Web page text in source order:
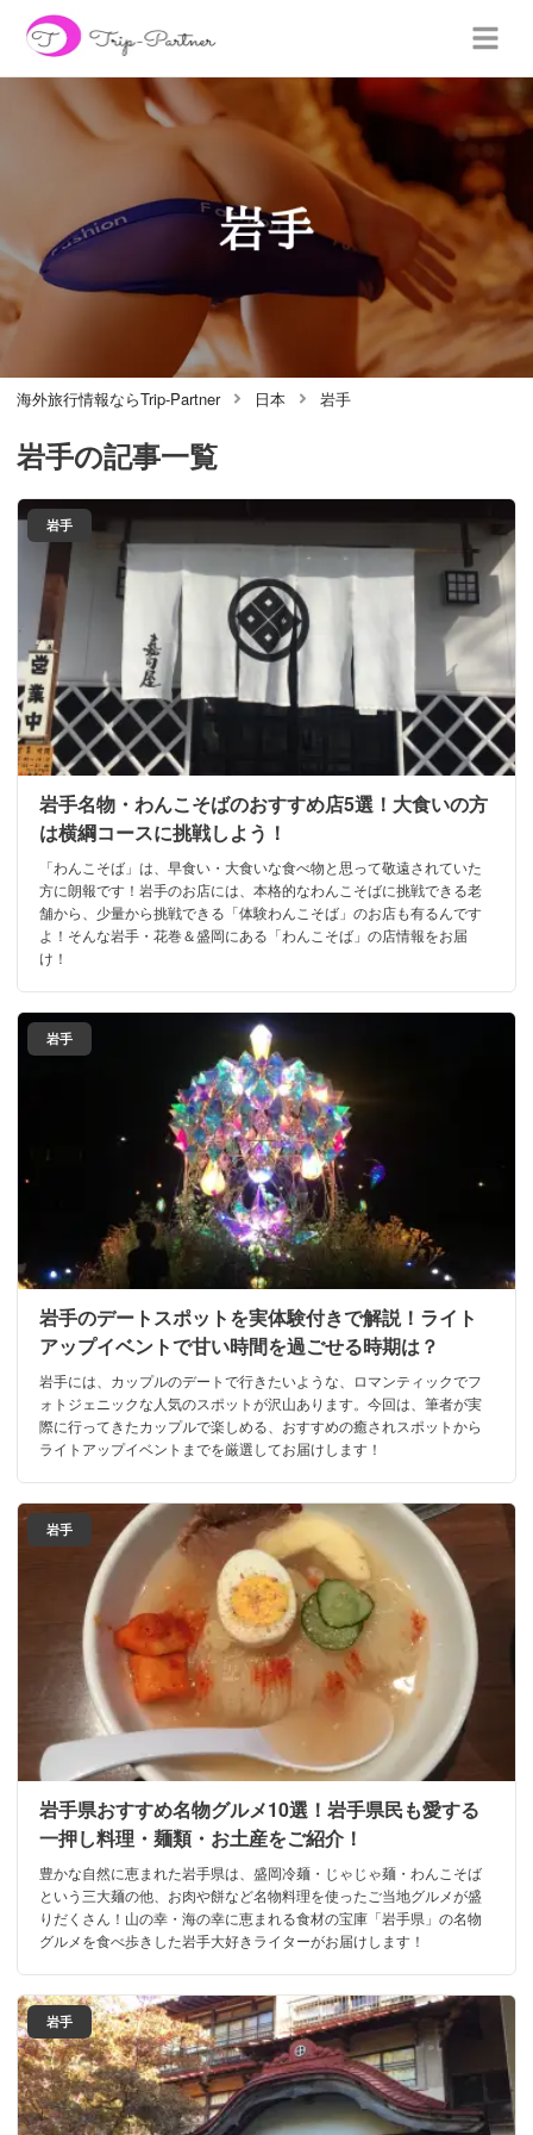
海外旅行情報ならTrip-Partner 日本 岩手
岩手の記事一覧
岩手
岩手名物・わんこそばのおすすめ店5選！大食いの方
は横綱コースに挑戦しよう！
「わんこそば」は、早食い・大食いな食べ物と思って敬遠されていた
方に朗報です！岩手のお店には、本格的なわんこそばに挑戦できる老
舗から、少量から挑戦できる「体験わんこそば」のお店も有るんです
よ！そんな岩手・花巻＆盛岡にある「わんこそば」の店情報をお届
け！
岩手
岩手のデートスポットを実体験付きで解説！ライト
アップイベントで甘い時間を過ごせる時期は？
岩手には、カップルのデートで行きたいような、ロマンティックでフ
ォトジェニックな人気のスポットが沢山あります。今回は、筆者が実
際に行ってきたカップルで楽しめる、おすすめの癒されスポットから
ライトアップイベントまでを厳選してお届けします！
岩手
岩手県おすすめ名物グルメ10選！岩手県民も愛する
一押し料理・麺類・お土産をご紹介！
豊かな自然に恵まれた岩手県は、盛岡冷麺・じゃじゃ麺・わんこそば
という三大麺の他、お肉や餅など名物料理を使ったご当地グルメが盛
りだくさん！山の幸・海の幸に恵まれる食材の宝庫「岩手県」の名物
グルメを食べ歩きした岩手大好きライターがお届けします！
岩手